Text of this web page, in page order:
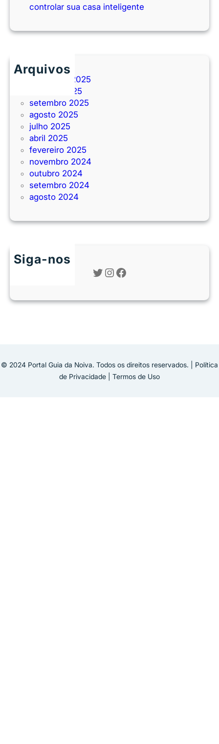
controlar sua casa inteligente
Arquivos
novembro 2025
outubro 2025
setembro 2025
agosto 2025
julho 2025
abril 2025
fevereiro 2025
novembro 2024
outubro 2024
setembro 2024
agosto 2024
Siga-nos
Twitter Instagram Facebook
© 2024 Portal Guia da Noiva. Todos os direitos reservados. | Política
de Privacidade | Termos de Uso